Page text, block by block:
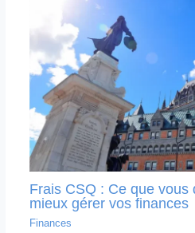
Frais CSQ : Ce que vous
mieux gérer vos finances
Finances